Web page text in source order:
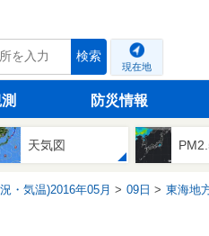
検索
現在地
防災情報
天気図
・気温)2016年05月 09日 東海地